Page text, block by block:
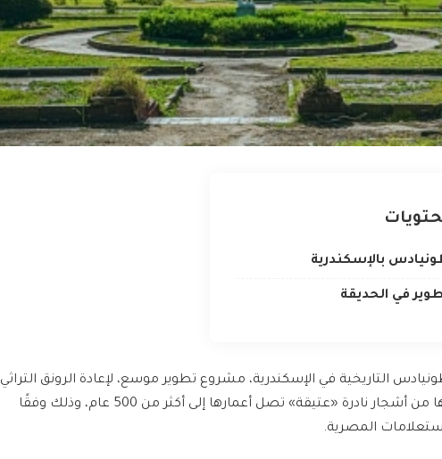
بالإسكندرية
في الحديقة
التاريخية في الإسكندرية، مشروع تطوير موسع، لإعادة الرونق التراثي
والحضاري، وما بها من أشجار نادرة «عتيقة» تصل أعمارها إلى أكثر من 500 عام، وذلك وفقًا
المصرية.